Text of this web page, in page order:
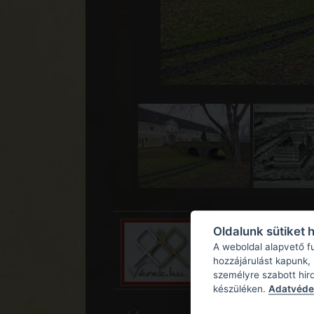
Oldalunk sütiket
A weboldal alapvető
hozzájárulást
személyre szabott
készüléken.